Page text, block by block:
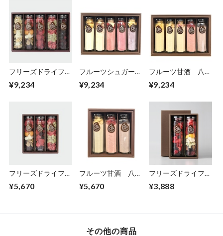
フリーズドライフル
ット
¥9,234
フルーツシュガー
¥9,234
フルーツ甘酒 八角
¥9,234
フリーズドライフル
ット B
¥5,670
フルーツ甘酒 八角
¥5,670
フリーズドライフル
ット
¥3,888
その他の商品